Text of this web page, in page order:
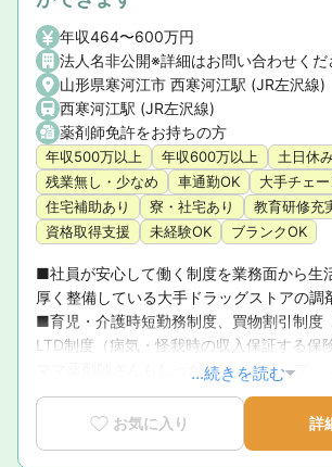
年収464〜600万円
法人名非公開※詳細はお問い合わせくだ
山形県寒河江市 西寒河江駅 (JR左沢線)
西寒河江駅 (JR左沢線)
薬剤師免許をお持ちの方
年収500万以上 年収600万以上 土日休
残業無し・少なめ
車通勤OK
大手チェー
住宅補助あり
寮・社宅あり
教育研修充
資格取得支援
未経験OK ブランクOK
■社員が安心して働く制度を業務面から生
厚く整備している大手ドラッグストアの調
■育児・介護時短勤務制度、買物割引制度
LTD制度（病気・怪我時の収入保証する保
ママ薬剤師さんもしっかりバックアップ。
■階層別研修・職能別研修等、スキルに合
にキャリアアップできる環境です
...続きを読む
お気に入り 詳